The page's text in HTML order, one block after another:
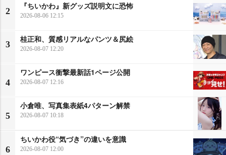
2
『ちいかわ』新グッズ説明文に恐怖
2026-08-06 12:15
3
桂正和、質感リアルなパンツ＆尻絵
2026-08-07 12:20
4
ワンピース衝撃最新話1ページ公開
2026-08-07 12:16
5
小倉唯、写真集表紙4パターン解禁
2026-08-07 10:18
6
ちいかわ役“気づき”の違いを意識
2026-08-07 12:00